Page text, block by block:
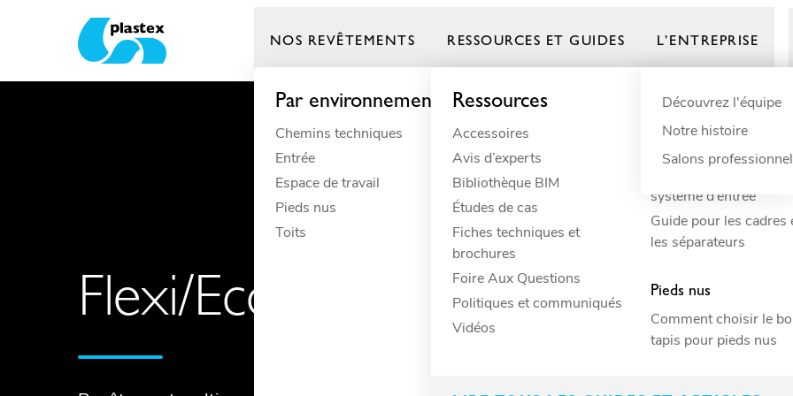
NOS REVÊTEMENTS
Par environnement
Chemins techniques
Entrée
Espace de travail
Pieds nus
Toits
Par besoin
Amortissement
Antidérapant
Anti-fatigue
Déversement
Drainage
ESD
Évacuation
Hygiène
Isolation électrique
Par domaine
Animaux
Bâtiment
Bâtiments
Écoles
Industriel
Marin
RESSOURCES ET GUIDES
Ressources
Accessoires
Avis d’experts
Bibliothèque BIM
Études de cas
Fiches techniques et
brochures
Foire Aux Questions
Politiques et communiqués
Vidéos
Guides de
Comment concevoir
système d’entrée
Guide pour les cadres
les séparateurs
Pieds nus
Comment choisir le
tapis pour pieds nus
L’ENTREPRISE
Découvrez l'équipe
Notre histoire
Salons
Flexi/Eco Coin